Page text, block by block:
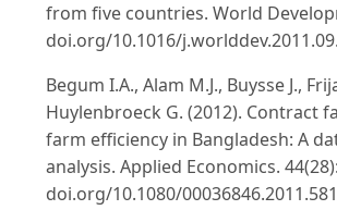
from five countries. World
doi.org/10.1016/
Begum I.A., Alam M.J., Buysse J.,
Huylenbroeck G. (2012). Contract
farm efficiency in Bangladesh: A
analysis. Applied Economics.
doi.org/10.1080/